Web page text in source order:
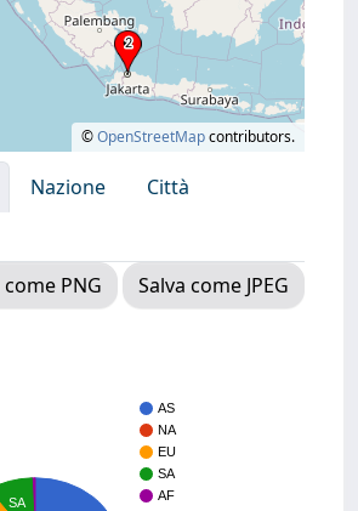
©OpenStreetMapcontributors.
Nazione
Città
come PNG
Salva come JPEG
AS
NA
EU
SA
AF
SA